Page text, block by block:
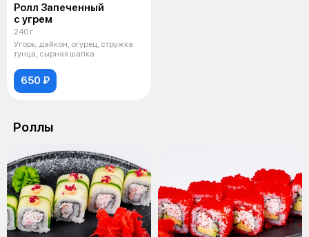
Ролл Запеченный
с угрем
240 г
Угорь, дайкон, огурец, стружка
тунца, сырная шапка
650 ₽
Роллы